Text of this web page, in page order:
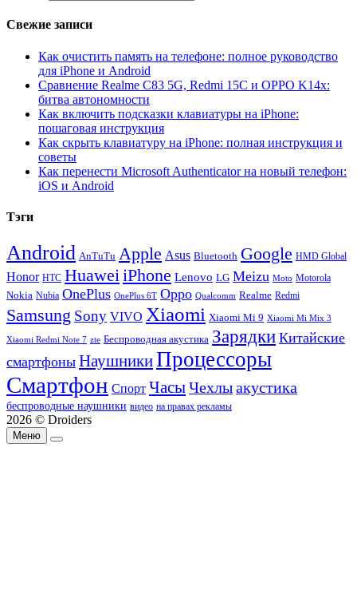
Свежие записи
Как очистить память на телефоне: полное руководство
для iPhone и Android
Сравнение Realme C83 5G, Redmi 15C и OPPO K14x:
битва автономности
Как включить подсказки клавиатуры на iPhone:
пошаговая инструкция
Как скрыть клавиатуру на iPhone: полная инструкция и
советы
Как перенести Microsoft Authenticator на новый телефон:
iOS и Android
Тэги
Android AnTuTu Apple Asus Bluetooth Google HMD Global
Honor HTC HuaweiiPhone Lenovo LG Meizu Moto Motorola
Nokia Nubia OnePlus OnePlus 6T Oppo Qualcomm Realme Redmi
Samsung Sony VIVO Xiaomi Xiaomi Mi 9 Xiaomi Mi Mix 3
Xiaomi Redmi Note 7 zte Беспроводная акустика Зарядки Китайские
смартфоны НаушникиПроцессоры
Смартфон Спорт ЧасыЧехлыакустика
беспроводные наушники видео на правах рекламы
2026 © Droiders
Меню